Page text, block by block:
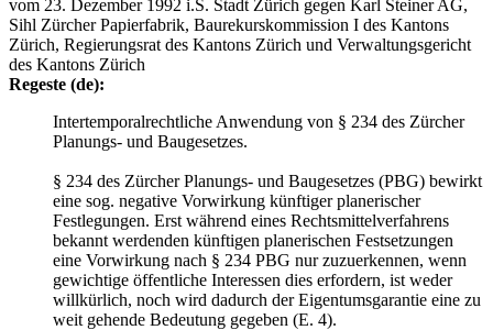
vom 23. Dezember 1992 i.S. Stadt Zürich gegen Karl Steiner AG,
Sihl Zürcher Papierfabrik, Baurekurskommission I des Kantons
Zürich, Regierungsrat des Kantons Zürich und Verwaltungsgericht
des Kantons Zürich
Regeste (de):
Intertemporalrechtliche Anwendung von § 234 des Zürcher
Planungs- und Baugesetzes.
§ 234 des Zürcher Planungs- und Baugesetzes (PBG) bewirkt
eine sog. negative Vorwirkung künftiger planerischer
Festlegungen. Erst während eines Rechtsmittelverfahrens
bekannt werdenden künftigen planerischen Festsetzungen
eine Vorwirkung nach § 234 PBG nur zuzuerkennen, wenn
gewichtige öffentliche Interessen dies erfordern, ist weder
willkürlich, noch wird dadurch der Eigentumsgarantie eine zu
weit gehende Bedeutung gegeben (E. 4).